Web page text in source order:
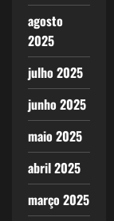
agosto
2025
julho 2025
junho 2025
maio 2025
abril 2025
março 2025